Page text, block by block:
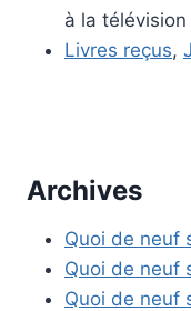
à la télévision
Livres reçus,
Archives
Quoi de neuf
Quoi de neuf
Quoi de neuf